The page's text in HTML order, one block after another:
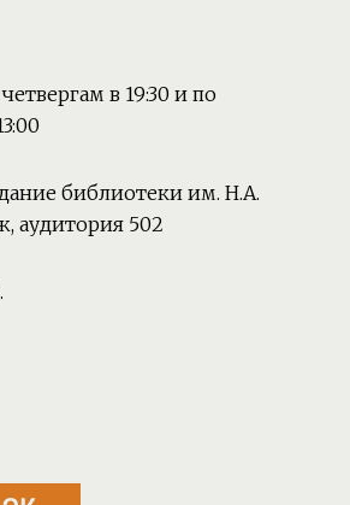
в 19:30 и по
библиотеки им. Н.А.
аудитория 502